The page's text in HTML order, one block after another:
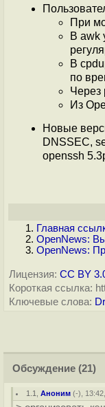
При
В awk
В
по
Через
Из
Новые
DNSSEC,
openssh
Главная
OpenNews:
OpenNews:
Лицензия: CC BY
Короткая ссылка:
Ключевые слова:
Обсуждение (21)
1.1 ,Аноним (-),